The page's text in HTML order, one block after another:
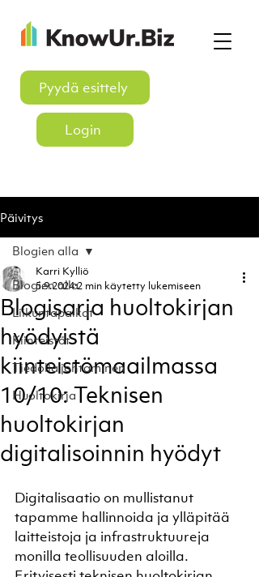
Pyydä esittely
Login
Päivitys
Blogien alla
Liikuntapaikat
Kiinteistöt
Tiedolla johtaminen
Huoltokirja
Blogien alla
Blogisarja huoltokirjan
hyödyistä
kiinteistömaailmassa
10/10: Teknisen
huoltokirjan
digitalisoinnin hyödyt
Karri Kylliö
5.9.20242 min käytetty lukemiseen
Digitalisaatio on mullistanut
tapamme hallinnoida ja ylläpitää
laitteistoja ja infrastruktuureja
monilla teollisuuden aloilla.